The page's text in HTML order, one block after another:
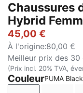
Chaussures
Hybrid
45,00 €
À l'origine:80,00 €
Meilleur prix des 30
(Prix incl. 20% TVA,
CouleurPUMA